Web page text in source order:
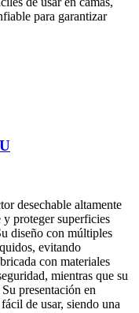
para garantizar
desechable altamente
y proteger superficies
diseño con múltiples
evitando
con materiales
mientras que su
presentación en
de usar, siendo una